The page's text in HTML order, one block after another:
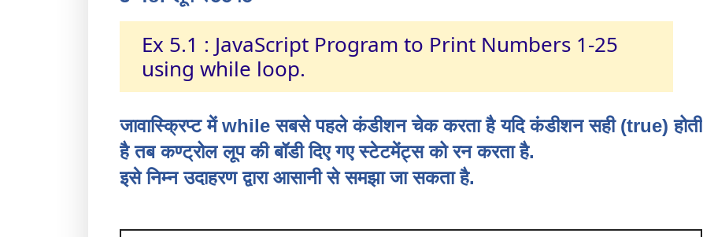
Ex 5.1 : JavaScript Program to Print Numbers 1-25
using while loop.
जावास्क्रिप्ट में while सबसे पहले कंडीशन चेक करता है यदि कंडीशन सही (true) होती
है तब कण्ट्रोल लूप की बॉडी दिए गए स्टेटमेंट्स को रन करता है.
इसे निम्न उदाहरण द्वारा आसानी से समझा जा सकता है.